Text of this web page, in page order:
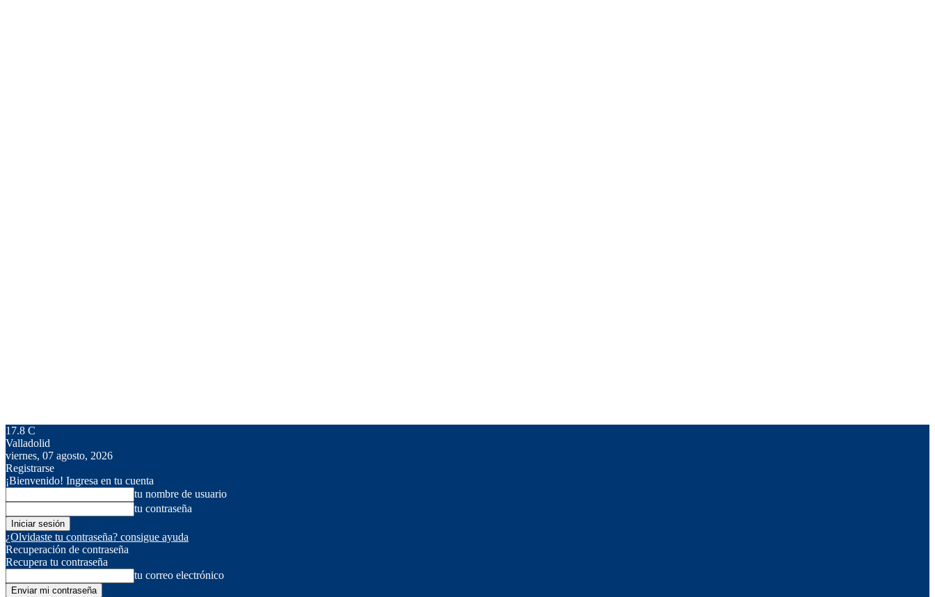
17.8 C
Valladolid
viernes, 07 agosto, 2026
Registrarse
¡Bienvenido! Ingresa en tu cuenta
tu nombre de usuario
tu contraseña
¿Olvidaste tu contraseña? consigue ayuda
Recuperación de contraseña
Recupera tu contraseña
tu correo electrónico